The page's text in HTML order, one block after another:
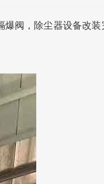
阀，除尘器设备改